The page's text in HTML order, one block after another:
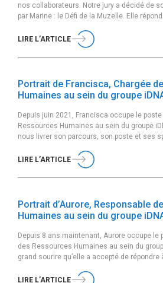
nos collaborateurs. Notre jury a décidé de
par Marine : le Défi de la Muzelle. Elle
Marine, je viens […]
LIRE L’ARTICLE
Portrait de Francisca, Chargée
Humaines au sein du groupe
Depuis juin 2021, Francisca occupe le
Ressources Humaines au sein du groupe
nous livrer son parcours, son poste et ses
Francisca, j’habite en banlieue parisienne et
LIRE L’ARTICLE
Portrait d’Aurore, Responsable
Humaines au sein du groupe
Depuis 8 ans maintenant, Aurore occupe le
des Ressources Humaines au sein du
grand sourire qu’elle a accepté de
vision et ses valeurs. Peux-tu te présenter
LIRE L’ARTICLE